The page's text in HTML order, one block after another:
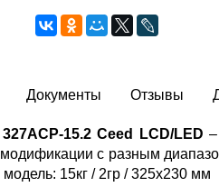
15.2 Ceed LCD/LED
с разным
15кг / 2гр / 325х230 мм
Документы Отзывы